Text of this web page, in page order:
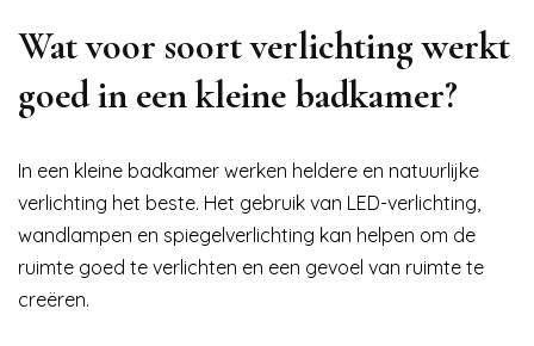
Wat voor soort verlichting werkt
goed in een kleine badkamer?
In een kleine badkamer werken heldere en natuurlijke
verlichting het beste. Het gebruik van LED-verlichting,
wandlampen en spiegelverlichting kan helpen om de
ruimte goed te verlichten en een gevoel van ruimte te
creëren.